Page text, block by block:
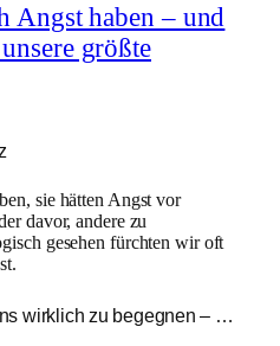
haben – und
größte
sie hätten Angst vor
davor, andere zu
gesehen fürchten wir oft
wirklich zu begegnen – …